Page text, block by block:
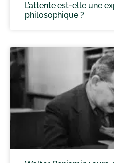
L’attente est-elle une
philosophique ?